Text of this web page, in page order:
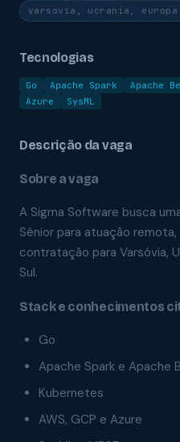
varsovia, ucrania,
Tecnologias
Go Apache Spark Apache
Azure
SysML
Descrição da vaga
Sobre a vaga
A Sigma Software busca
Sênior para atuação
contratação para Varsóvia,
Sul.
Stack e conhecimentos
Go
Apache Spark e Apache
Kubernetes
AWS, GCP e Azure